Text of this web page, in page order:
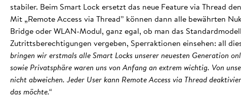
stabiler. Beim Smart Lock ersetzt das neue Feature via Thread
Mit „Remote Access via Thread” können dann alle bewährten
Bridge oder WLAN-Modul, ganz egal, ob man das
Zutrittsberechtigungen vergeben, Sperraktionen einsehen: all
bringen wir erstmals alle Smart Locks unserer neuesten Generation
sowie Privatsphäre waren uns von Anfang an extrem wichtig. Von
nicht abweichen. Jeder User kann Remote Access via Thread
das möchte.“